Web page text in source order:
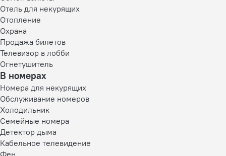
Отель для некурящих
Отопление
Охрана
Продажа билетов
Телевизор в лобби
Огнетушитель
В номерах
Номера для некурящих
Обслуживание номеров
Холодильник
Семейные номера
Детектор дыма
Кабельное телевидение
Фен